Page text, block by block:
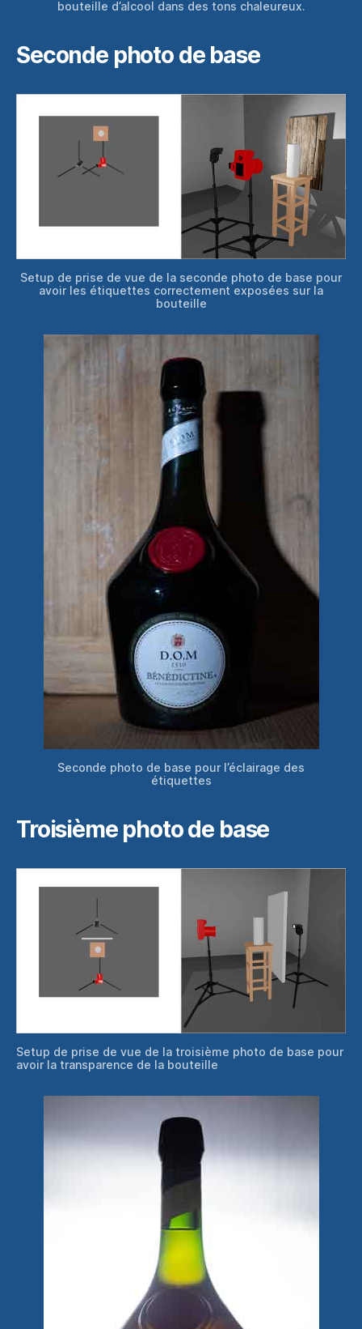
bouteille d’alcool dans des tons chaleureux.
Seconde photo de base
Setup de prise de vue de la seconde photo de base pour
avoir les étiquettes correctement exposées sur la
bouteille
Seconde photo de base pour l’éclairage des
étiquettes
Troisième photo de base
Setup de prise de vue de la troisième photo de base pour
avoir la transparence de la bouteille